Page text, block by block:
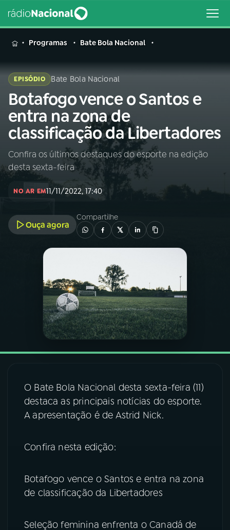
MENU
Buscar
na
Rádio
Nacional
Buscar
AO VIVO
INÍCIO
A RÁDIO
PROGRAMAÇÃO
PROGRAMAS
PODCASTS
06VIDEOCASTS
07ÚLTIMAS
YouTube Facebook
Programas Bate Bola Nacional
EPISÓDIO Bate Bola Nacional
Botafogo vence o Santos e
entra na zona de
classificação da Libertadores
Confira os últimos destaques do esporte na edição
desta sexta-feira
NO AR EM11/11/2022, 17:40
Ouça agora
Compartilhe
O Bate Bola Nacional desta sexta-feira (11)
destaca as principais notícias do esporte.
A apresentação é de Astrid Nick.
Confira nesta edição:
Botafogo vence o Santos e entra na zona
de classificação da Libertadores
Seleção feminina enfrenta o Canadá de